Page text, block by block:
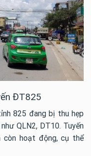
ĐT825
825 đang bị thu hẹp
QLN2, DT10. Tuyến
còn hoạt động, cụ thể